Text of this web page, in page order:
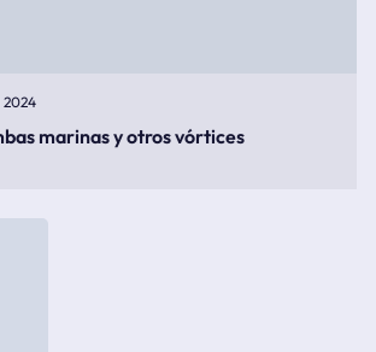
2024
marinas y otros vórtices